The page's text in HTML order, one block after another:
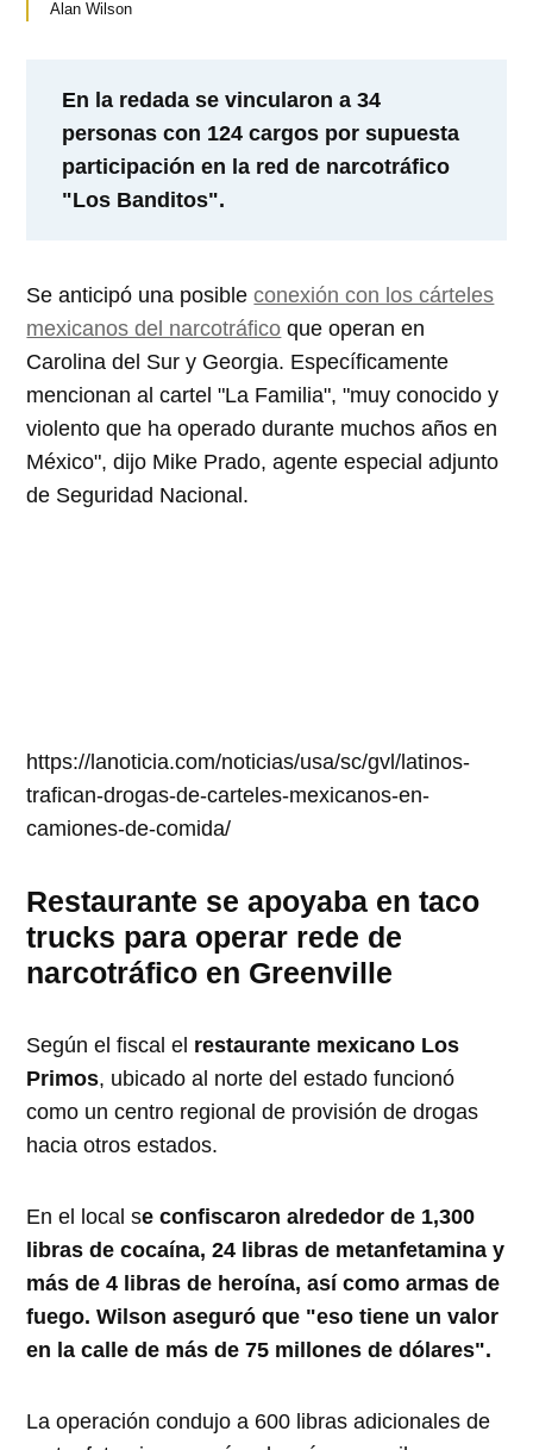
Alan Wilson
En la redada se vincularon a 34
personas con 124 cargos por supuesta
participación en la red de narcotráfico
"Los Banditos".
Se anticipó una posibleconexión con los cárteles
mexicanos del narcotráfico que operan en
Carolina del Sur y Georgia. Específicamente
mencionan al cartel "La Familia", "muy conocido y
violento que ha operado durante muchos años en
México", dijo Mike Prado, agente especial adjunto
de Seguridad Nacional.
https://lanoticia.com/noticias/usa/sc/gvl/latinos-
trafican-drogas-de-carteles-mexicanos-en-
camiones-de-comida/
Restaurante se apoyaba en taco
trucks para operar rede de
narcotráfico en Greenville
Según el fiscal el restaurante mexicano Los
Primos, ubicado al norte del estado funcionó
como un centro regional de provisión de drogas
hacia otros estados.
En el local se confiscaron alrededor de 1,300
libras de cocaína, 24 libras de metanfetamina y
más de 4 libras de heroína, así como armas de
fuego. Wilson aseguró que "eso tiene un valor
en la calle de más de 75 millones de dólares".
La operación condujo a 600 libras adicionales de